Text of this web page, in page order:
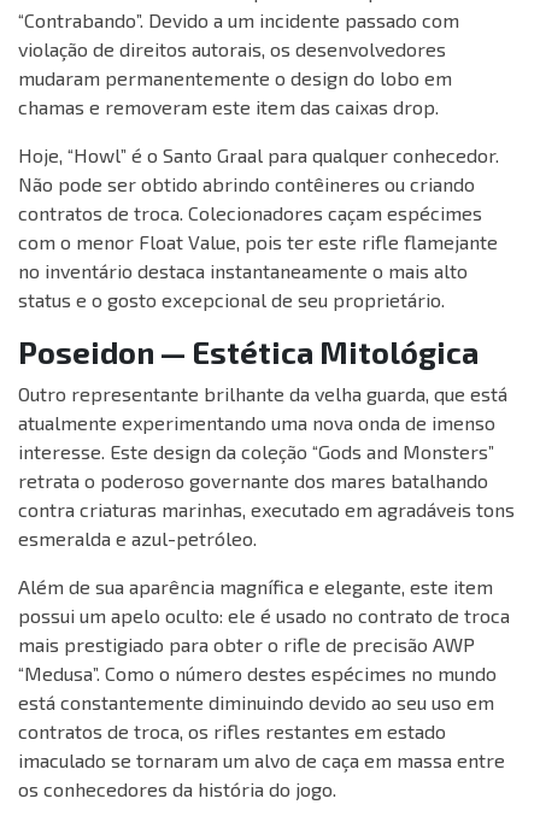
“Contrabando”. Devido a um incidente passado com
violação de direitos autorais, os desenvolvedores
mudaram permanentemente o design do lobo em
chamas e removeram este item das caixas drop.
Hoje, “Howl” é o Santo Graal para qualquer conhecedor.
Não pode ser obtido abrindo contêineres ou criando
contratos de troca. Colecionadores caçam espécimes
com o menor Float Value, pois ter este rifle flamejante
no inventário destaca instantaneamente o mais alto
status e o gosto excepcional de seu proprietário.
Poseidon — Estética Mitológica
Outro representante brilhante da velha guarda, que está
atualmente experimentando uma nova onda de imenso
interesse. Este design da coleção “Gods and Monsters”
retrata o poderoso governante dos mares batalhando
contra criaturas marinhas, executado em agradáveis tons
esmeralda e azul-petróleo.
Além de sua aparência magnífica e elegante, este item
possui um apelo oculto: ele é usado no contrato de troca
mais prestigiado para obter o rifle de precisão AWP
“Medusa”. Como o número destes espécimes no mundo
está constantemente diminuindo devido ao seu uso em
contratos de troca, os rifles restantes em estado
imaculado se tornaram um alvo de caça em massa entre
os conhecedores da história do jogo.